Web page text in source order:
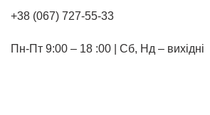
+38 (067) 727-55-33
Пн-Пт 9:00 – 18 :00 | Cб, Нд – вихідні